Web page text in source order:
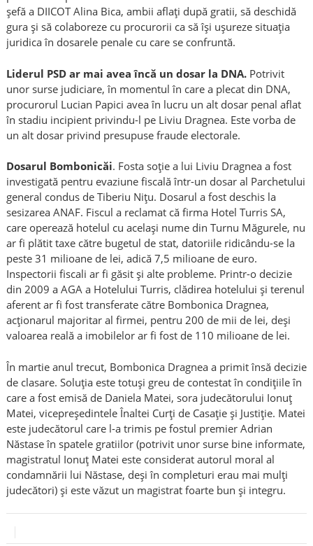
şefă a DIICOT Alina Bica, ambii aflaţi după gratii, să deschidă
gura şi să colaboreze cu procurorii ca să îşi uşureze situaţia
juridica în dosarele penale cu care se confruntă.
Liderul PSD ar mai avea încă un dosar la DNA. Potrivit
unor surse judiciare, în momentul în care a plecat din DNA,
procurorul Lucian Papici avea în lucru un alt dosar penal aflat
în stadiu incipient privindu-l pe Liviu Dragnea. Este vorba de
un alt dosar privind presupuse fraude electorale.
Dosarul Bombonicăi. Fosta soţie a lui Liviu Dragnea a fost
investigată pentru evaziune fiscală într-un dosar al Parchetului
general condus de Tiberiu Niţu. Dosarul a fost deschis la
sesizarea ANAF. Fiscul a reclamat că firma Hotel Turris SA,
care operează hotelul cu acelaşi nume din Turnu Măgurele, nu
ar fi plătit taxe către bugetul de stat, datoriile ridicându-se la
peste 31 milioane de lei, adică 7,5 milioane de euro.
Inspectorii fiscali ar fi găsit şi alte probleme. Printr-o decizie
din 2009 a AGA a Hotelului Turris, clădirea hotelului şi terenul
aferent ar fi fost transferate către Bombonica Dragnea,
acţionarul majoritar al firmei, pentru 200 de mii de lei, deşi
valoarea reală a imobilelor ar fi fost de 110 milioane de lei.
În martie anul trecut, Bombonica Dragnea a primit însă decizie
de clasare. Soluţia este totuşi greu de contestat în condiţiile în
care a fost emisă de Daniela Matei, sora judecătorului Ionuţ
Matei, vicepreşedintele Înaltei Curţi de Casaţie şi Justiţie. Matei
este judecătorul care l-a trimis pe fostul premier Adrian
Năstase în spatele gratiilor (potrivit unor surse bine informate,
magistratul Ionuţ Matei este considerat autorul moral al
condamnării lui Năstase, deşi în completuri erau mai mulţi
judecători) şi este văzut un magistrat foarte bun şi integru.